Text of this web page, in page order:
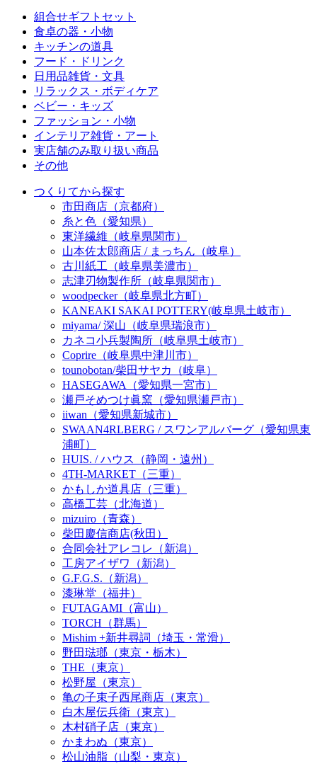
組合せギフトセット
食卓の器・小物
キッチンの道具
フード・ドリンク
日用品雑貨・文具
リラックス・ボディケア
ベビー・キッズ
ファッション・小物
インテリア雑貨・アート
実店舗のみ取り扱い商品
その他
つくりてから探す
市田商店（京都府）
糸と色（愛知県）
東洋繊維（岐阜県関市）
山本佐太郎商店 / まっちん（岐阜）
古川紙工（岐阜県美濃市）
志津刃物製作所（岐阜県関市）
woodpecker（岐阜県北方町）
KANEAKI SAKAI POTTERY(岐阜県土岐市）
miyama/ 深山（岐阜県瑞浪市）
カネコ小兵製陶所（岐阜県土岐市）
Coprire（岐阜県中津川市）
tounobotan/柴田サヤカ（岐阜）
HASEGAWA（愛知県一宮市）
瀬戸そめつけ眞窯（愛知県瀬戸市）
iiwan（愛知県新城市）
SWAAN4RLBERG / スワンアルバーグ（愛知県東
浦町）
HUIS. / ハウス（静岡・遠州）
4TH-MARKET（三重）
かもしか道具店（三重）
高橋工芸（北海道）
mizuiro（青森）
柴田慶信商店(秋田）
合同会社アレコレ（新潟）
工房アイザワ（新潟）
G.F.G.S.（新潟）
漆琳堂（福井）
FUTAGAMI（富山）
TORCH（群馬）
Mishim +新井尋詞（埼玉・常滑）
野田琺瑯（東京・栃木）
THE（東京）
松野屋（東京）
亀の子束子西尾商店（東京）
白木屋伝兵衛（東京）
木村硝子店（東京）
かまわぬ（東京）
松山油脂（山梨・東京）